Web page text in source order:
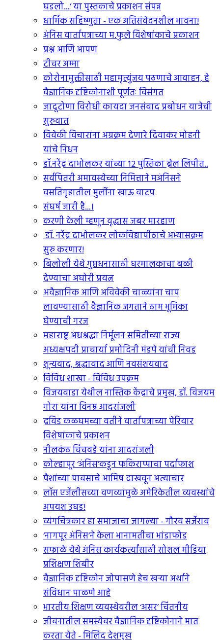
घडलो...’ या पुस्तकाचे प्रकाशन संपन्न
धार्मिक सहिष्णुता - एक अतिसंवेदनशील भावना!
अंनिस वार्तापत्राच्या म.फुले विशेषांकाचे प्रकाशन
प्रश्न आणि आपण
टीचर अम्मा
कोरोनामुक्तीसाठी महामृत्युंजय पठणाचे आवाहन, हे
वैज्ञानिक दृष्टिकोनाशी पूर्णतः विसंगत
जादूटोणा विरोधी कायदा जनसंवाद प्रबोधन यात्रेची
सुरुवात
विवेकी विचारांना अग्रक्रम देणारे दिवाकर मोहनी
यांचे निधन
डॉ.नरेंद्र दाभोलकर यांच्या १२ पुस्तिका ब्रेल लिपीत..
सर्वपितरी अमावस्येच्या निमित्ताने मअंनिसने
वसतिगृहातील मुलींना खाऊ वाटप
संघर्ष जारी है...।
करणी केली म्हणून वृद्धास जबर मारहाण
डॉ. नरेंद्र दाभोलकर लोकविद्यापीठाचे अभ्यासक्रम
सुरु करणार!
बिलोली येथे गुप्तधनासाठी घरमालकाचा बळी
देण्याचा अघोरी प्रयत्न
अवैज्ञानिक आणि अविवेकी चाळ्यांना चाप
लावण्यासाठी वैज्ञानिक जगताने ठाम भूमिका
घेण्याची गरज
महाराष्ट्र अंधश्रद्धा निर्मूलन समितीच्या राज्य
अध्यक्षपदी प्राचार्या प्रमोदिनी मंडपे यांची निवड
शून्यवाद, श्रद्धावाद आणि नवसंशयवाद
विविध शाखा - विविध उपक्रम
विजयवाडा येथील नास्तिक केंद्राचे प्रमुख, डॉ. विजयम
गोरा यांना विनम्र आदरांजली
द्रविड कळघमच्या वतीने वार्तापत्राच्या पेरियार
विशेषांकाचे प्रकाशन
नीलकंठ चिंचवडे यांना आदरांजली
कोल्हापूर ‘अंनिस’कडून फकिराप्पाचा पर्दाफाश
पैशांच्या पावसाचे आमिष दाखवून अत्याचार
लॉस एजेंलीसच्या वणव्यांमुळे अमेरिकेतील व्यवस्थांचे
अपयश उघड!
व्यंगचित्रकार हा समाजाचा जागल्या - गौरव सर्जेराव
‘नागपूर अंनिस’ने केला भानामतीचा भांडाफोड
सफाळे येथे अंनिस कार्यकर्त्यांसाठी सोशल मीडिया
प्रशिक्षण शिबीर
वैज्ञानिक दृष्टिकोन जोपासणे हेच खर्‍या अर्थाने
संविधान पाळणे आहे
भारतीय शिक्षण व्यवस्थेवरील ‘असर’ चिंतनीय
जीवनातील समस्येवर वैज्ञानिक दृष्टिकोनाने मात
करता येते - मिलिंद देशमुख